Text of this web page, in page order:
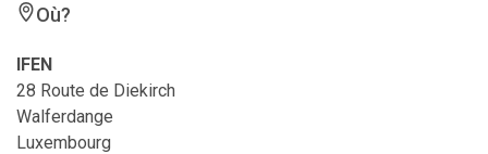
Où?
IFEN
28 Route de Diekirch
Walferdange
Luxembourg